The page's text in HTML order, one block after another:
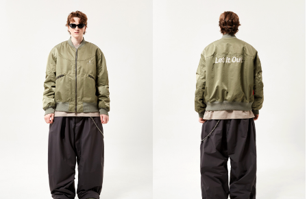
페이코 ID로 페
PAYCO 바로